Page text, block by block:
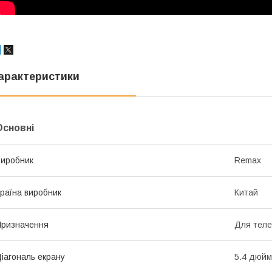
Remax
виробник Китай
Для
екрану 5.4 дюйм